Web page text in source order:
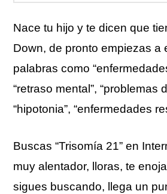
Nace tu hijo y te dicen que
Down, de pronto empiezas a
palabras como
“retraso mental”, “problemas
“hipotonia”, “enfermedades
Buscas “Trisomía 21” en
muy alentador, lloras, te
sigues buscando, llega un